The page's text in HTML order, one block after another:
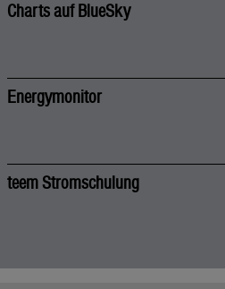
Charts auf BlueSky
Energymonitor
teem Stromschulung